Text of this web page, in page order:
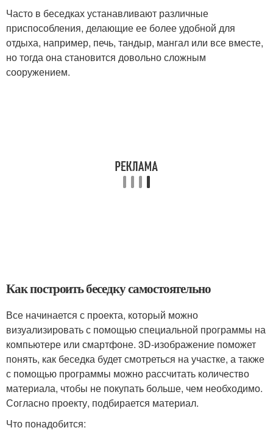
Часто в беседках устанавливают различные
приспособления, делающие ее более удобной для
отдыха, например, печь, тандыр, мангал или все вместе,
но тогда она становится довольно сложным
сооружением.
Как построить беседку самостоятельно
Все начинается с проекта, который можно
визуализировать с помощью специальной программы на
компьютере или смартфоне. 3D-изображение поможет
понять, как беседка будет смотреться на участке, а также
с помощью программы можно рассчитать количество
материала, чтобы не покупать больше, чем необходимо.
Согласно проекту, подбирается материал.
Что понадобится: